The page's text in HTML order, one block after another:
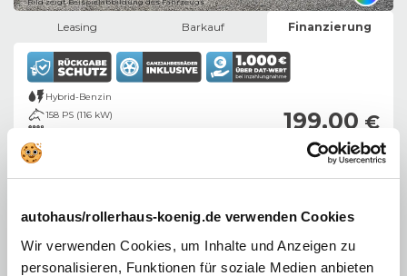
autohaus/rollerhaus-koenig.de verwenden Cookies
Wir verwenden Cookies, um Inhalte und Anzeigen zu
personalisieren, Funktionen für soziale Medien anbieten
Leasing Barkauf Finanzierung
Hybrid-Benzin
158 PS (116 kW)
199,00 €
Fahrzeug ansehen
Kombiniert gewichteter Kraftstoffverbrauch: 4 l/100 km, Kombinierte CO2-
Emission: 117 g/km,